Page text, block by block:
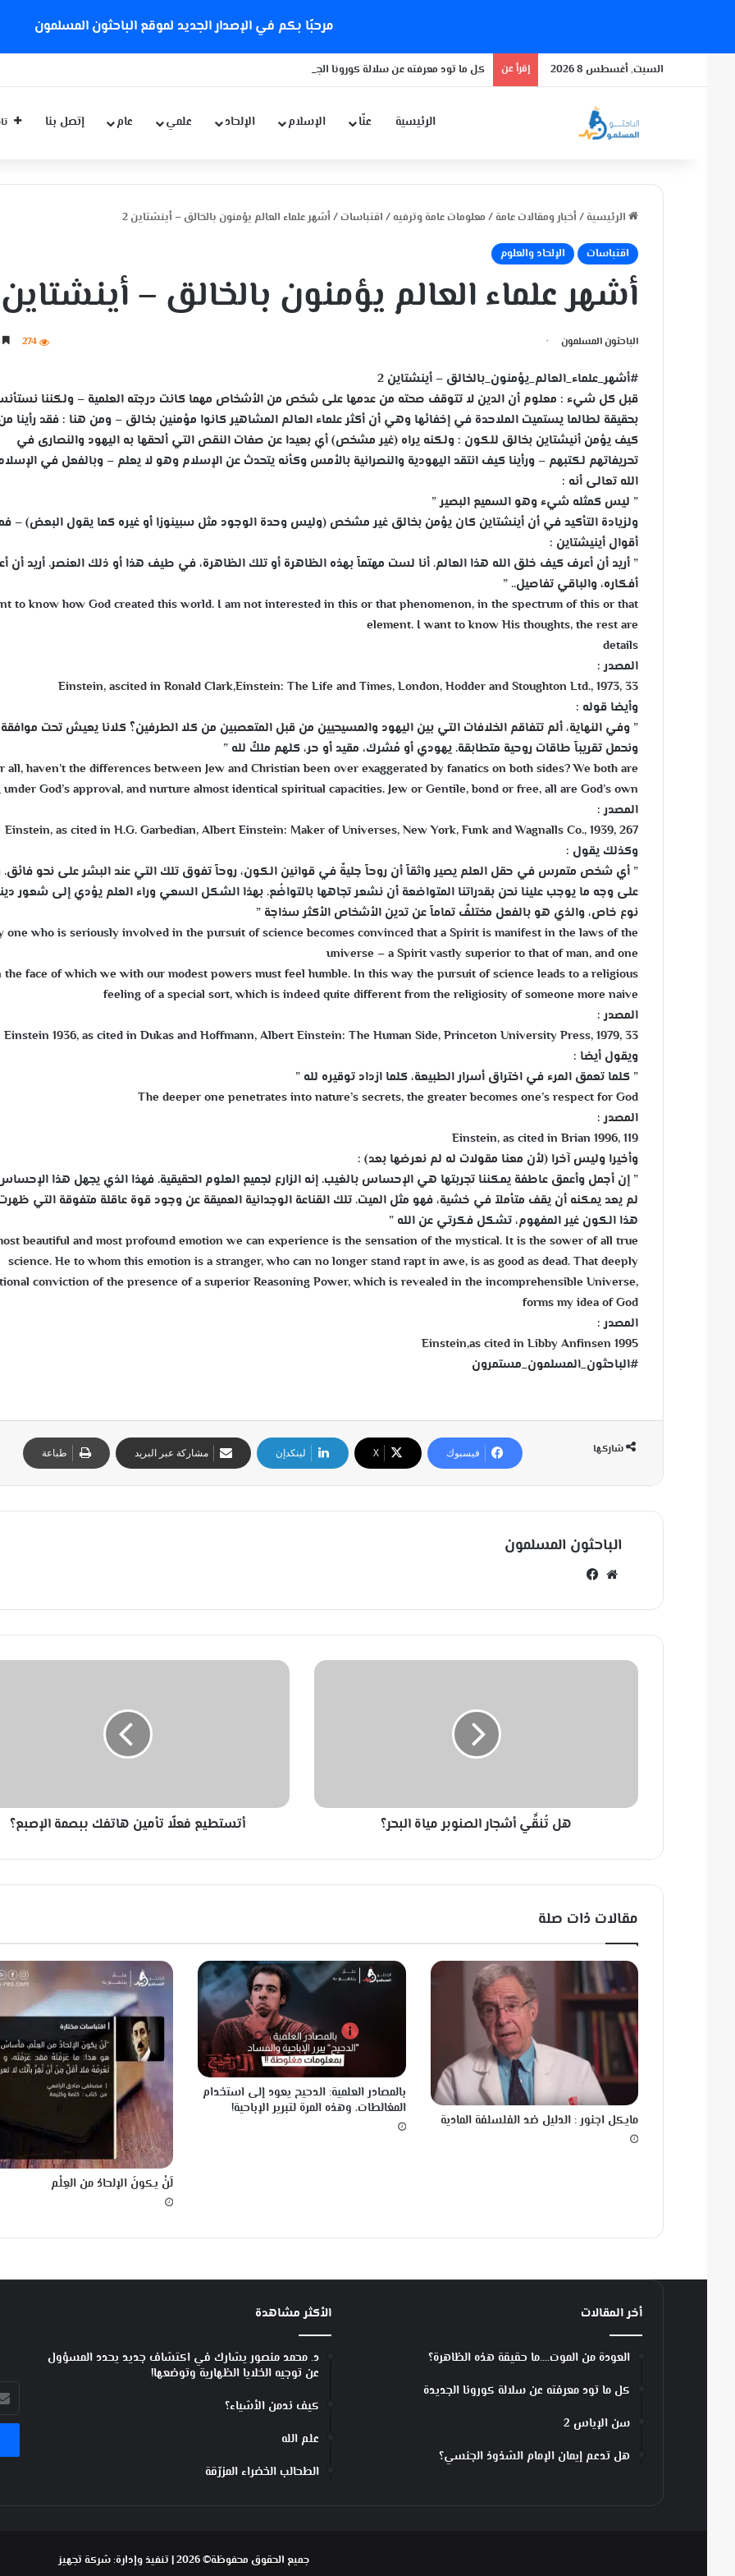
مرحبًا بكم في الإصدار الجديد لموقع الباحثون المسلمون
السبت, أغسطس 8 2026 إقرأ عن كل ما تود معرفته عن سلالة كورونا الجديدة
الرئيسية عنّا الإسلام الإلحاد علمي عام إتصل بنا
الرئيسية / أخبار ومقالات عامة / معلومات عامة وترفيه / اقتباسات/ أشهر علماء العالم يؤمنون بالخالق – أينشتاين 2
اقتباسات الإلحاد والعلوم
أشهر علماء العالم يؤمنون بالخالق – أينشتاين 2
الباحثون المسلمون 274 6 دقائق
#أشهر_علماء_العالم_يؤمنون_بالخالق – أينشتاين 2
قبل كل شيء : معلوم أن الدين لا تتوقف صحته من عدمها على شخص من الأشخاص مهما كانت درجته العلمية – ولكننا
بحقيقة لطالما يستميت الملاحدة في إخفائها وهي أن أكثر علماء العالم المشاهير كانوا مؤمنين بخالق – ومن هنا : فقد رأينا
كيف يؤمن أنيشتاين بخالق للكون : ولكنه يراه (غير مشخص) أي بعيدا عن صفات النقص التي ألحقها به اليهود والنصارى في
تحريفاتهم لكتبهم – ورأينا كيف انتقد اليهودية والنصرانية بالأمس وكأنه يتحدث عن الإسلام وهو لا يعلم – وبالفعل في الإسلام
الله تعالى أنه :
” ليس كمثله شيء وهو السميع البصير ”
ولزيادة التأكيد في أن أينشتاين كان يؤمن بخالق غير مشخص (وليس وحدة الوجود مثل سبينوزا أو غيره كما يقول البعض) –
أقوال أينيشتاين :
” أريد أن أعرف كيف خلق الله هذا العالم. أنا لست مهتماً بهذه الظاهرة أو تلك الظاهرة، في طيف هذا أو ذلك العنصر. أريد أن
أفكاره، والباقي تفاصيل.. ”
to know how God created this world. I am not interested in this or that phenomenon, in the spectrum of this or that
element. I want to know His thoughts, the rest are
details
المصدر :
Einstein, ascited in Ronald Clark,Einstein: The Life and Times, London, Hodder and Stoughton Ltd., 1973, 33
وأيضا قوله :
” وفي النهاية، ألم تتفاقم الخلافات التي بين اليهود والمسيحيين من قبل المتعصبين من كلا الطرفين؟ كلانا يعيش تحت موافقة
ونحمل تقريباً طاقات روحية متطابقة. يهودي أو مُشرك، مقيد أو حر، كلهم ملكٌ لله ”
all, haven’t the differences between Jew and Christian been over exaggerated by fanatics on both sides? We both are
God’s approval, and nurture almost identical spiritual capacities. Jew or Gentile, bond or free, all are God’s own
المصدر :
Einstein, as cited in H.G. Garbedian, Albert Einstein: Maker of Universes, New York, Funk and Wagnalls Co., 1939, 267
وكذلك يقول :
” أي شخص متمرس في حقل العلم يصير واثقاً أن روحاً جليةٌ في قوانين الكون، روحاً تفوق تلك التي عند البشر على نحو فائق.
على وجه ما يوجب علينا نحن بقدراتنا المتواضعة أن نشعر تجاهها بالتواضُع. بهذا الشكل السعي وراء العلم يؤدي إلى شعور
نوع خاص، والذي هو بالفعل مختلفٌ تماماً عن تدين الأشخاص الأكثر سذاجة ”
one who is seriously involved in the pursuit of science becomes convinced that a Spirit is manifest in the laws of the
universe – a Spirit vastly superior to that of man, and one
the face of which we with our modest powers must feel humble. In this way the pursuit of science leads to a religious
feeling of a special sort, which is indeed quite different from the religiosity of someone more naive
المصدر :
Einstein 1936, as cited in Dukas and Hoffmann, Albert Einstein: The Human Side, Princeton University Press, 1979, 33
ويقول أيضا :
” كلما تعمق المرء في اختراق أسرار الطبيعة، كلما ازداد توقيره لله ”
The deeper one penetrates into nature’s secrets, the greater becomes one’s respect for God
المصدر :
Einstein, as cited in Brian 1996, 119
وأخيرا وليس آخرا (لأن معنا مقولات له لم نعرضها بعد) :
” إن أجمل وأعمق عاطفة يمكننا تجربتها هي الإحساس بالغيب. إنه الزارع لجميع العلوم الحقيقية. فهذا الذي يجهل هذا
لم يعد يمكنه أن يقف متأملاً في خشية، فهو مثل الميت. تلك القناعة الوجدانية العميقة عن وجود قوة عاقلة متفوقة التي
هذا الكون غير المفهوم، تشكل فكرتي عن الله ”
beautiful and most profound emotion we can experience is the sensation of the mystical. It is the sower of all true
science. He to whom this emotion is a stranger, who can no longer stand rapt in awe, is as good as dead. That deeply
conviction of the presence of a superior Reasoning Power, which is revealed in the incomprehensible Universe,
forms my idea of God
المصدر :
Einstein,as cited in Libby Anfinsen 1995
#الباحثون_المسلمون_مستمرون
شاركها فيسبوك ‫X لينكدإن مشاركة عبر البريد طباعة
الباحثون المسلمون
مو
الوي
ب
وك
ه
ج
ا
و
ب
ر
ي
ا
ة
ا
ل
ب
ح
ر
؟
هل تُنقِّي أشجار الصنوبر مياة البحر؟
أ
ع
ت
ه
ا
ت
ف
ك
ب
ب
ص
م
ة
ا
أتستطيع فعلًا تأمين هاتفك ببصمة الإصبع؟
مقالات ذات صلة
مايكل اجنور : الدليل ضد الفلسلفة المادية
بالمصادر العلمية: الدحيح يعود إلى استخدام
المغالطات، وهذه المرة لتبرير الإباحية!
لَنْ يكونَ الإلحادُ من العِلْم
أخر المقالات
العودة من الموت….ما حقيقة هذه الظاهرة؟
كل ما تود معرفته عن سلالة كورونا الجديدة
سن الإياس 2
هل تدعم إيمان الإمام الشذوذ الجنسي؟
الأكثر مشاهدة
د. محمد منصور يشارك في اكتشاف جديد يحدد المسؤول
عن توجيه الخلايا الظهارية وتوضعها!
كيف ندمن الأشياء؟
علم الله
الطحالب الخضراء المزرّقة
جميع الحقوق محفوظة© 2026 | تنفيذ وإدارة: شركة تجهيز